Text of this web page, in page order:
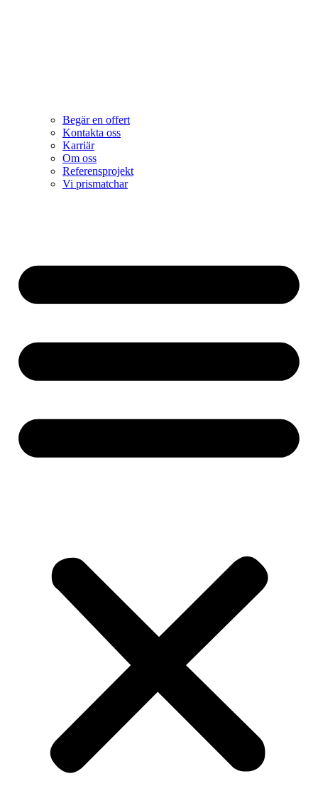
Begär en offert
Kontakta oss
Karriär
Om oss
Referensprojekt
Vi prismatchar